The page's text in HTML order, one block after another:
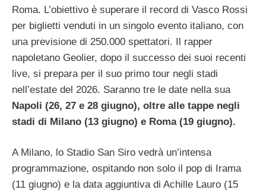
Roma. L’obiettivo è superare il record di Vasco Rossi
per biglietti venduti in un singolo evento italiano, con
una previsione di 250.000 spettatori. Il rapper
napoletano Geolier, dopo il successo dei suoi recenti
live, si prepara per il suo primo tour negli stadi
nell’estate del 2026. Saranno tre le date nella sua
Napoli (26, 27 e 28 giugno), oltre alle tappe negli
stadi di Milano (13 giugno) e Roma (19 giugno).
A Milano, lo Stadio San Siro vedrà un’intensa
programmazione, ospitando non solo il pop di Irama
(11 giugno) e la data aggiuntiva di Achille Lauro (15